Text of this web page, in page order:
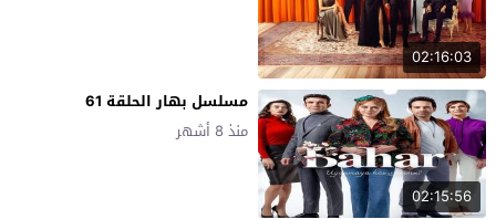
02:16:03
02:15:56
مسلسل بهار الحلقة 61
منذ 8 أشهر